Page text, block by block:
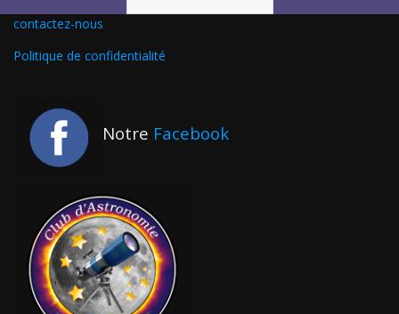
contactez-nous
Politique de confidentialité
Notre Facebook